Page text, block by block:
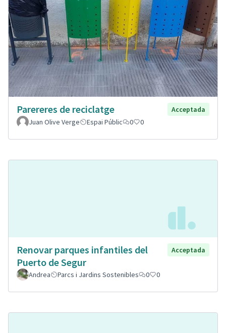
Parereres de reciclatge
Acceptada
Juan Olive Verge
Espai Públic 0 0
Renovar parques infantiles del
Puerto de Segur
Acceptada
Andrea Parcs i Jardins Sostenibles 0 0